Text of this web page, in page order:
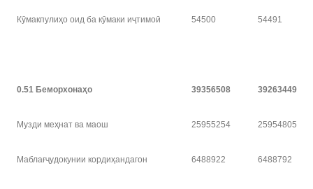
Кӯмакпулиҳо оид ба кӯмаки иҷтимоӣ 54500 54491
0.51 Беморхонаҳо 39356508 39263449
Музди меҳнат ва маош 25955254 25954805
Маблағҷудокунии кордиҳандагон 6488922 6488792